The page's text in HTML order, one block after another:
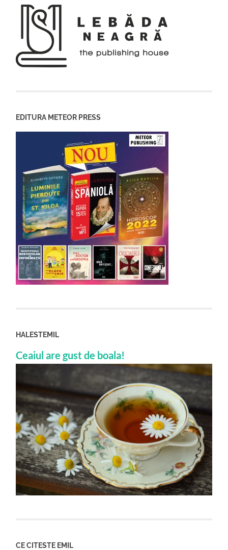
EDITURA METEOR PRESS
HALESTEMIL
Ceaiul are gust de boala!
CE CITESTE EMIL